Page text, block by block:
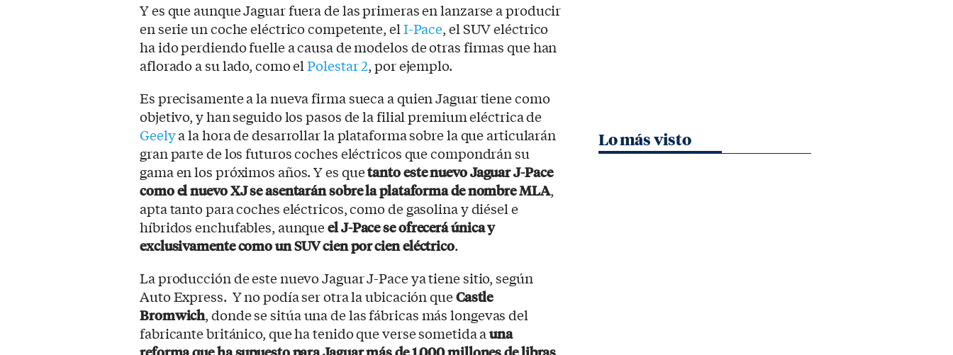
Y es que aunque Jaguar fuera de las primeras en lanzarse a producir
en serie un coche eléctrico competente, elI-Pace, el SUV eléctrico
ha ido perdiendo fuelle a causa de modelos de otras firmas que han
aflorado a su lado, como elPolestar 2, por ejemplo.
Es precisamente a la nueva firma sueca a quien Jaguar tiene como
objetivo, y han seguido los pasos de la filial premium eléctrica de
Geelya la hora de desarrollar la plataforma sobre la que articularán
gran parte de los futuros coches eléctricos que compondrán su
gama en los próximos años. Y es quetanto este nuevo Jaguar J-Pace
como el nuevo XJ se asentarán sobre la plataforma de nombre MLA,
apta tanto para coches eléctricos, como de gasolina y diésel e
híbridos enchufables, aunqueel J-Pace se ofrecerá única y
exclusivamente como un SUV cien por cien eléctrico.
La producción de este nuevo Jaguar J-Pace ya tiene sitio, según
Auto Express. Y no podía ser otra la ubicación queCastle
Bromwich, donde se sitúa una de las fábricas más longevas del
fabricante británico, que ha tenido que verse sometida auna
Lo más visto